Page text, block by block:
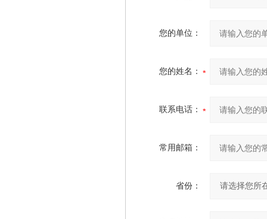
您的单位：
您的姓名：
联系电话：
常用邮箱：
省份：